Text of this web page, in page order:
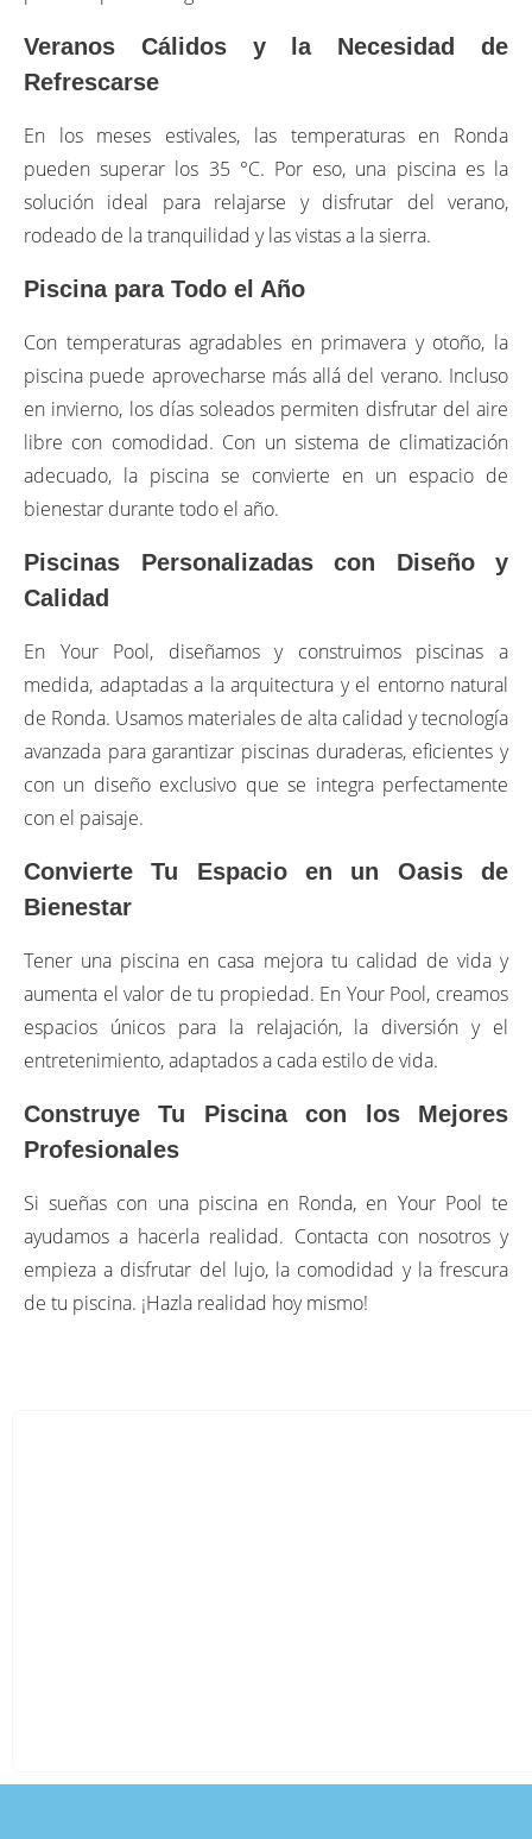
Veranos Cálidos y la Necesidad de
Refrescarse
En los meses estivales, las temperaturas en Ronda
pueden superar los 35 °C. Por eso, una piscina es la
solución ideal para relajarse y disfrutar del verano,
rodeado de la tranquilidad y las vistas a la sierra.
Piscina para Todo el Año
Con temperaturas agradables en primavera y otoño, la
piscina puede aprovecharse más allá del verano. Incluso
en invierno, los días soleados permiten disfrutar del aire
libre con comodidad. Con un sistema de climatización
adecuado, la piscina se convierte en un espacio de
bienestar durante todo el año.
Piscinas Personalizadas con Diseño y
Calidad
En Your Pool, diseñamos y construimos piscinas a
medida, adaptadas a la arquitectura y el entorno natural
de Ronda. Usamos materiales de alta calidad y tecnología
avanzada para garantizar piscinas duraderas, eficientes y
con un diseño exclusivo que se integra perfectamente
con el paisaje.
Convierte Tu Espacio en un Oasis de
Bienestar
Tener una piscina en casa mejora tu calidad de vida y
aumenta el valor de tu propiedad. En Your Pool, creamos
espacios únicos para la relajación, la diversión y el
entretenimiento, adaptados a cada estilo de vida.
Construye Tu Piscina con los Mejores
Profesionales
Si sueñas con una piscina en Ronda, en Your Pool te
ayudamos a hacerla realidad. Contacta con nosotros y
empieza a disfrutar del lujo, la comodidad y la frescura
de tu piscina. ¡Hazla realidad hoy mismo!